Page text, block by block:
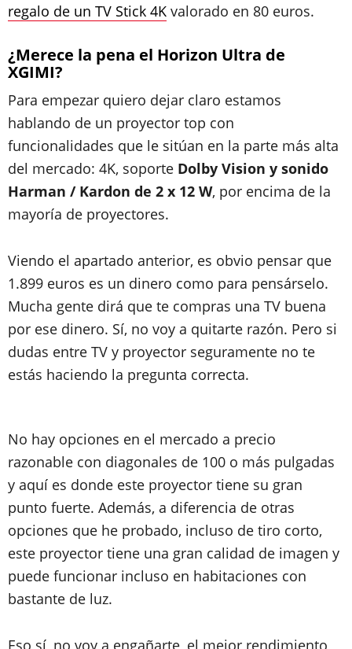
regalo de un TV Stick 4K valorado en 80 euros.
¿Merece la pena el Horizon Ultra de
XGIMI?
Para empezar quiero dejar claro estamos
hablando de un proyector top con
funcionalidades que le sitúan en la parte más alta
del mercado: 4K, soporte Dolby Vision y sonido
Harman / Kardon de 2 x 12 W, por encima de la
mayoría de proyectores.
Viendo el apartado anterior, es obvio pensar que
1.899 euros es un dinero como para pensárselo.
Mucha gente dirá que te compras una TV buena
por ese dinero. Sí, no voy a quitarte razón. Pero si
dudas entre TV y proyector seguramente no te
estás haciendo la pregunta correcta.
No hay opciones en el mercado a precio
razonable con diagonales de 100 o más pulgadas
y aquí es donde este proyector tiene su gran
punto fuerte. Además, a diferencia de otras
opciones que he probado, incluso de tiro corto,
este proyector tiene una gran calidad de imagen y
puede funcionar incluso en habitaciones con
bastante de luz.
Eso sí, no voy a engañarte, el mejor rendimiento